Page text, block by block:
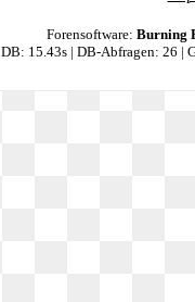
Forensoftware: Burning
DB: 15.43s | DB-Abfragen: 26 |